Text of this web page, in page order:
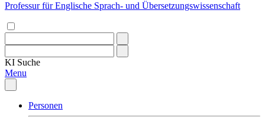
Professur für Englische Sprach- und Übersetzungswissenschaft
KI Suche
Menu
Personen